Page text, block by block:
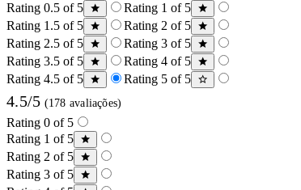
Rating 0.5 of 5
Rating 1 of 5
Rating 1.5 of 5
Rating 2 of 5
Rating 2.5 of 5
Rating 3 of 5
Rating 3.5 of 5
Rating 4 of 5
Rating 4.5 of 5
Rating 5 of 5
4.5/5 (178 avaliações)
Rating 0 of 5
Rating 1 of 5
Rating 2 of 5
Rating 3 of 5